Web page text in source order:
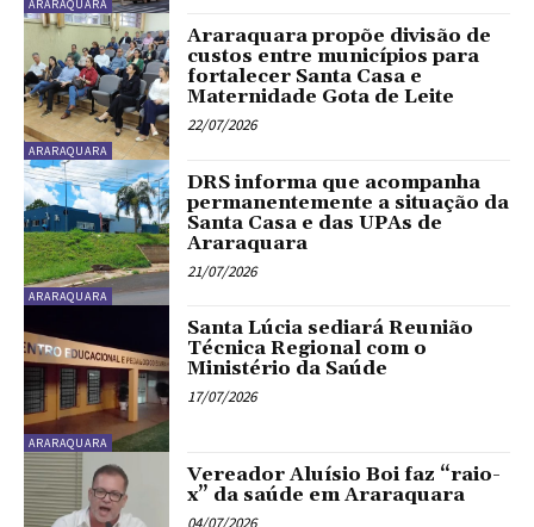
ARARAQUARA
ARARAQUARA
Araraquara propõe divisão de
custos entre municípios para
fortalecer Santa Casa e
Maternidade Gota de Leite
22/07/2026
ARARAQUARA
DRS informa que acompanha
permanentemente a situação da
Santa Casa e das UPAs de
Araraquara
21/07/2026
ARARAQUARA
Santa Lúcia sediará Reunião
Técnica Regional com o
Ministério da Saúde
17/07/2026
Vereador Aluísio Boi faz “raio-
x” da saúde em Araraquara
04/07/2026